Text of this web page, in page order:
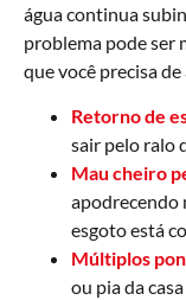
água continua
problema pode ser
que você precisa
Retorno de
sair pelo ralo
Mau cheiro
apodrecendo
esgoto está
Múltiplos
ou pia da